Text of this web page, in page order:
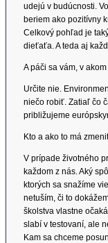
udejú v budúcnosti.
beriem ako pozitívny
Celkový pohľad je
dieťaťa. A teda aj
A páči sa vám, v
Určite nie.
niečo robiť. Zatiaľ čo
približujeme
Kto a ako to má
V prípade životného
každom z nás. Aký
ktorých sa snažíme
netuším, či to
školstva vlastne
slabí v testovaní, ale
Kam sa chceme